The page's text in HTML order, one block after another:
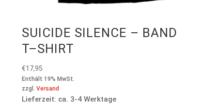
SUICIDE SILENCE – BAND
T–SHIRT
€17,95
Enthält 19% MwSt.
zzgl. Versand
Lieferzeit: ca. 3-4 Werktage